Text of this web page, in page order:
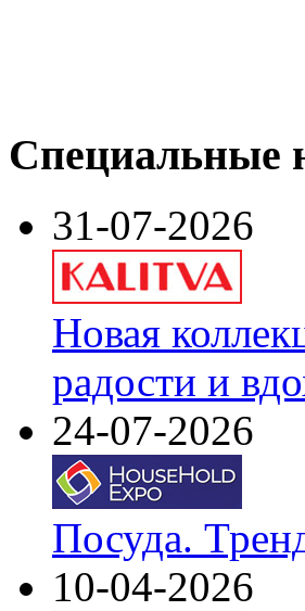
Специальные
31-07-2026
Новая
радости и
24-07-2026
Посуда.
10-04-2026